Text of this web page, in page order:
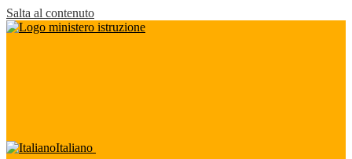
Salta al contenuto
Italiano